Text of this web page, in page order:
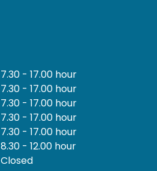
7.30 - 17.00 hour
7.30 - 17.00 hour
7.30 - 17.00 hour
7.30 - 17.00 hour
7.30 - 17.00 hour
8.30 - 12.00 hour
Closed